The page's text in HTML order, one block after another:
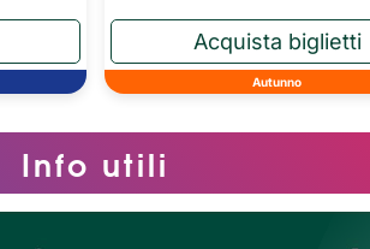
Autunno
Info utili